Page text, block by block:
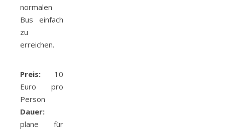
normalen
Bus einfach
zu
erreichen.
Preis: 10
Euro pro
Person
Dauer:
plane für